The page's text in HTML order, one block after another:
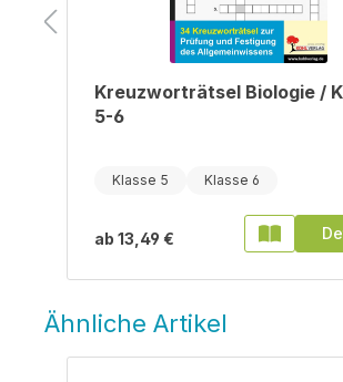
Kreuzworträtsel Biologie /
5-6
Klasse 5 Klasse 6
ab 13,49 €
Ähnliche Artikel